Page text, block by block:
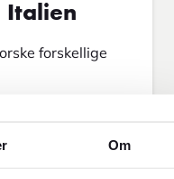
Om
Italien
forskellige